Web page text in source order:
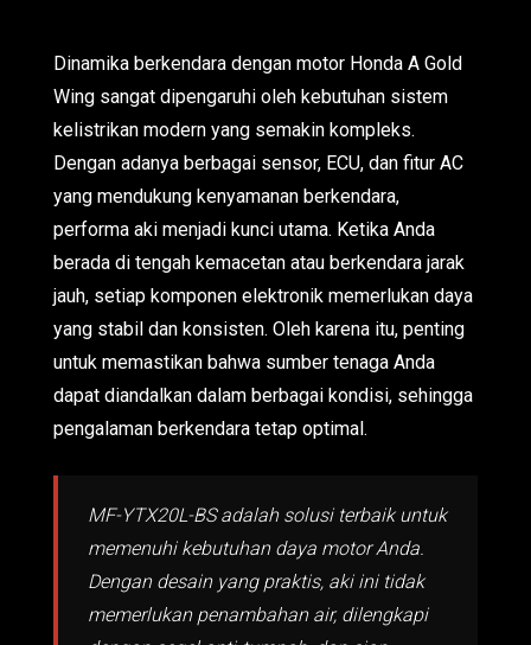
Dinamika berkendara dengan motor Honda A Gold
Wing sangat dipengaruhi oleh kebutuhan sistem
kelistrikan modern yang semakin kompleks.
Dengan adanya berbagai sensor, ECU, dan fitur AC
yang mendukung kenyamanan berkendara,
performa aki menjadi kunci utama. Ketika Anda
berada di tengah kemacetan atau berkendara jarak
jauh, setiap komponen elektronik memerlukan daya
yang stabil dan konsisten. Oleh karena itu, penting
untuk memastikan bahwa sumber tenaga Anda
dapat diandalkan dalam berbagai kondisi, sehingga
pengalaman berkendara tetap optimal.
MF-YTX20L-BS adalah solusi terbaik untuk
memenuhi kebutuhan daya motor Anda.
Dengan desain yang praktis, aki ini tidak
memerlukan penambahan air, dilengkapi